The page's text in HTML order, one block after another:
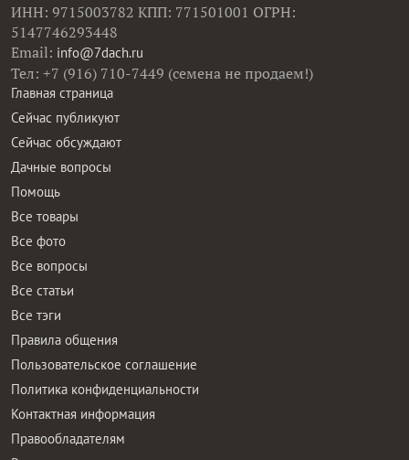
ИНН: 9715003782 КПП: 771501001 ОГРН:
5147746293448
Email: info@7dach.ru
Тел: +7 (916) 710-7449 (семена не продаем!)
Главная страница
Сейчас публикуют
Сейчас обсуждают
Дачные вопросы
Помощь
Все товары
Все фото
Все вопросы
Все статьи
Все тэги
Правила общения
Пользовательское соглашение
Политика конфиденциальности
Контактная информация
Правообладателям